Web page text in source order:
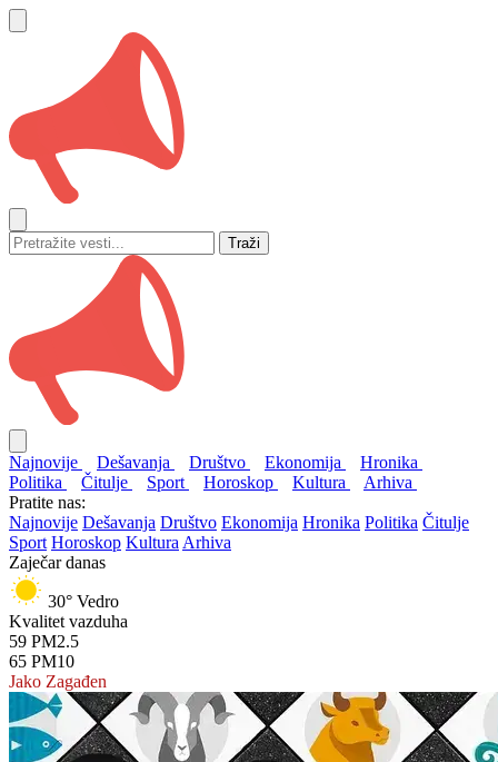
Traži
Najnovije Dešavanja Društvo Ekonomija
Hronika
Politika
Čitulje Sport Horoskop Kultura
Arhiva
Pratite nas:
Najnovije Dešavanja Društvo Ekonomija Hronika Politika Čitulje
Sport Horoskop Kultura Arhiva
Zaječar danas
30° Vedro
Kvalitet vazduha
59 PM2.5
65 PM10
Jako Zagađen